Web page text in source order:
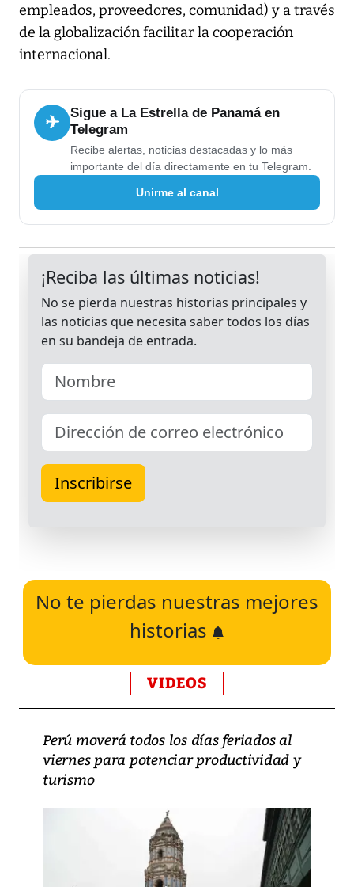
empleados, proveedores, comunidad) y a través
de la globalización facilitar la cooperación
internacional.
✈
Sigue a La Estrella de Panamá en
Telegram
Recibe alertas, noticias destacadas y lo más
importante del día directamente en tu Telegram.
Unirme al canal
No te pierdas nuestras mejores
historias
VIDEOS
Perú moverá todos los días feriados al
viernes para potenciar productividad y
turismo